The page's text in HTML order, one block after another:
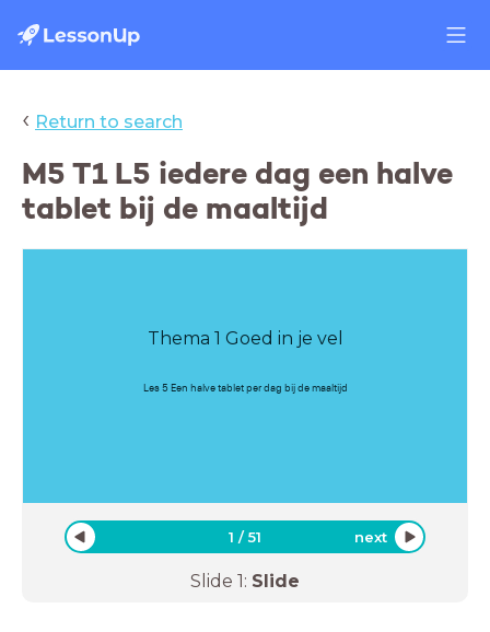
‹ Return to search
M5 T1 L5 iedere dag een halve
tablet bij de maaltijd
Thema 1 Goed in je vel
Les 5 Een halve tablet per dag bij de maaltijd
1 /51 next
Slide 1: Slide